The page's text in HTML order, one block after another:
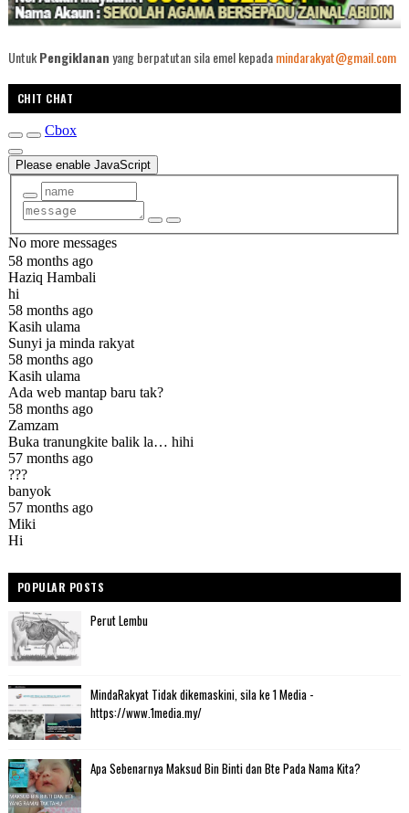
UntukPengiklananyang berpatutan sila emel kepadamindarakyat@gmail.com
CHIT CHAT
POPULAR POSTS
Perut Lembu
MindaRakyat Tidak dikemaskini, sila ke 1 Media -
https://www.1media.my/
Apa Sebenarnya Maksud Bin Binti dan Bte Pada Nama Kita?